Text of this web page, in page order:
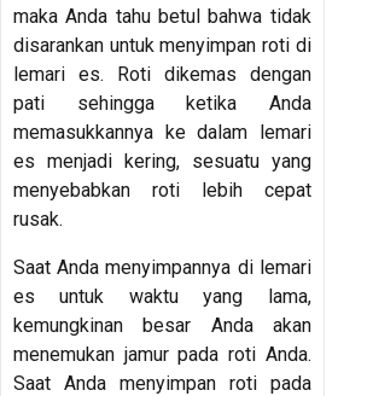
maka Anda tahu betul bahwa tidak
disarankan untuk menyimpan roti di
lemari es. Roti dikemas dengan
pati sehingga ketika Anda
memasukkannya ke dalam lemari
es menjadi kering, sesuatu yang
menyebabkan roti lebih cepat
rusak.
Saat Anda menyimpannya di lemari
es untuk waktu yang lama,
kemungkinan besar Anda akan
menemukan jamur pada roti Anda.
Saat Anda menyimpan roti pada